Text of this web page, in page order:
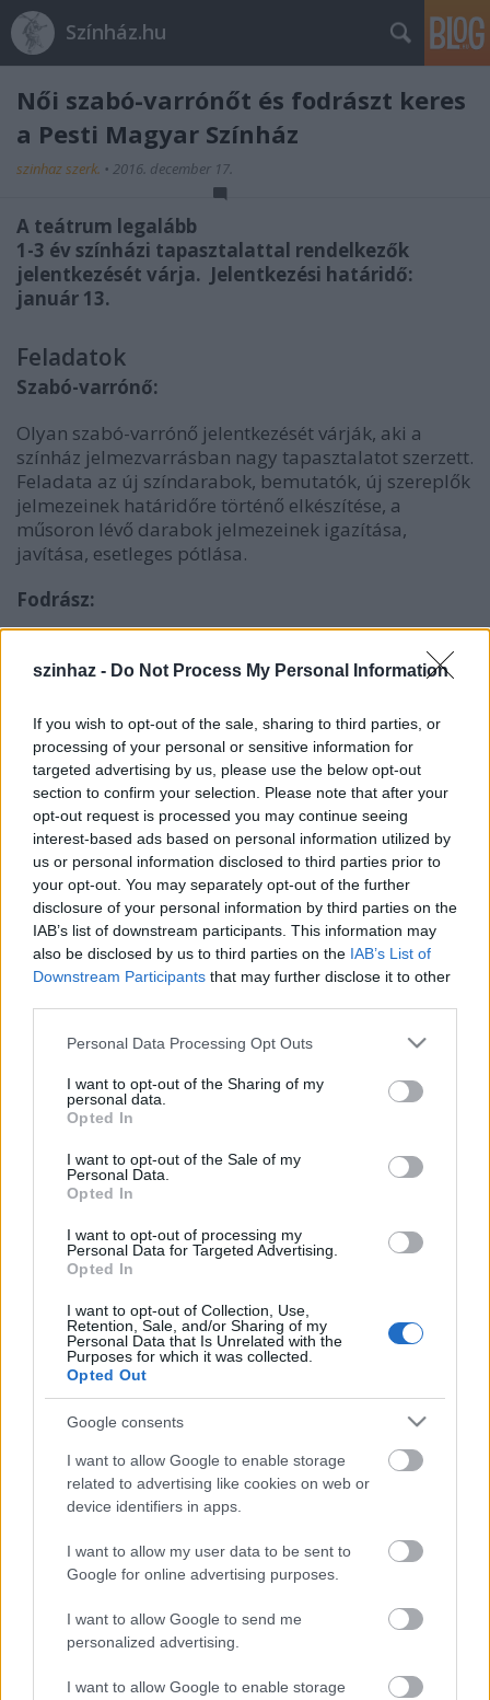
szinhaz - Do Not Process My Personal Information
If you wish to opt-out of the sale, sharing to third parties, or
processing of your personal or sensitive information for
targeted advertising by us, please use the below opt-out
section to confirm your selection. Please note that after your
opt-out request is processed you may continue seeing
interest-based ads based on personal information utilized by
us or personal information disclosed to third parties prior to
your opt-out. You may separately opt-out of the further
disclosure of your personal information by third parties on the
IAB’s list of downstream participants. This information may
also be disclosed by us to third parties on the IAB’s List of
Downstream Participants that may further disclose it to other
Please note that this website/app uses one or more Google
not limited to your visit or usage behaviour. You may click to
grant or deny consent to Google and its third-party tags to
use your data for below specified purposes in below Google
consent section.
Personal Data Processing Opt Outs
I want to opt-out of the Sharing of my
personal data.
Opted In
I want to opt-out of the Sale of my
Personal Data.
Opted In
I want to opt-out of processing my
Personal Data for Targeted Advertising.
Opted In
I want to opt-out of Collection, Use,
Retention, Sale, and/or Sharing of my
Personal Data that Is Unrelated with the
Purposes for which it was collected.
Opted Out
Google consents
I want to allow Google to enable storage
related to advertising like cookies on web or
device identifiers in apps.
I want to allow my user data to be sent to
Google for online advertising purposes.
I want to allow Google to send me
personalized advertising.
I want to allow Google to enable storage
Színház.hu
Női szabó-varrónőt és fodrászt keres
a Pesti Magyar Színház
szinhaz szerk. • 2016. december 17.
A teátrum legalább
1-3 év színházi tapasztalattal rendelkezők
jelentkezését várja. Jelentkezési határidő:
január 13.
Feladatok
Szabó-varrónő:
Olyan szabó-varrónő jelentkezését várják, aki a
színház jelmezvarrásban nagy tapasztalatot szerzett.
Feladata az új színdarabok, bemutatók, új szereplők
jelmezeinek határidőre történő elkészítése, a
műsoron lévő darabok jelmezeinek igazítása,
javítása, esetleges pótlása.
Fodrász:
Olyan színházi tapasztalattal rendelkező fodrászt
keresnek, aki a tervek alapján a fodrász feladatokat
egyéb rendezvényeken. Különböző stílusú hajak
készítése, paróka és maszk tervek kivitelezése.
Elvárások
Szabó-varrónő:
Szakmunkásképző intézeti végzettség
Legalább 1-3 év színházban szerzett tapasztalat
Részletes önéletrajz, erkölcsi bizonyítvány, iskolai
végzettséget igazoló okirat
Szakmunkásképző intézeti fodrász végzettség
végzettséget igazoló okirat
Előnyt jelent a gyorsaság, precizitás, rugalmasság,
Amit kínálnak
Közalkalmazotti bérezés és juttatások
Biztos szakmai háttér
található:
http://pestimagyarszinhaz.hu/allasajanlatok2/
Jelentkezni fényképes szakmai önéletrajz
benyújtásával legkésőbb 2017. január 13-ig lehet a
vidak.ildiko@mszinhaz.hu
(Forrás: Magyar Színház)